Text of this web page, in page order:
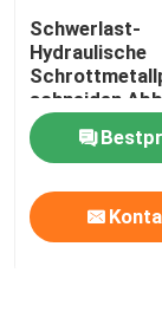
Schwerlast-
Hydraulische
schneiden
Scheren für